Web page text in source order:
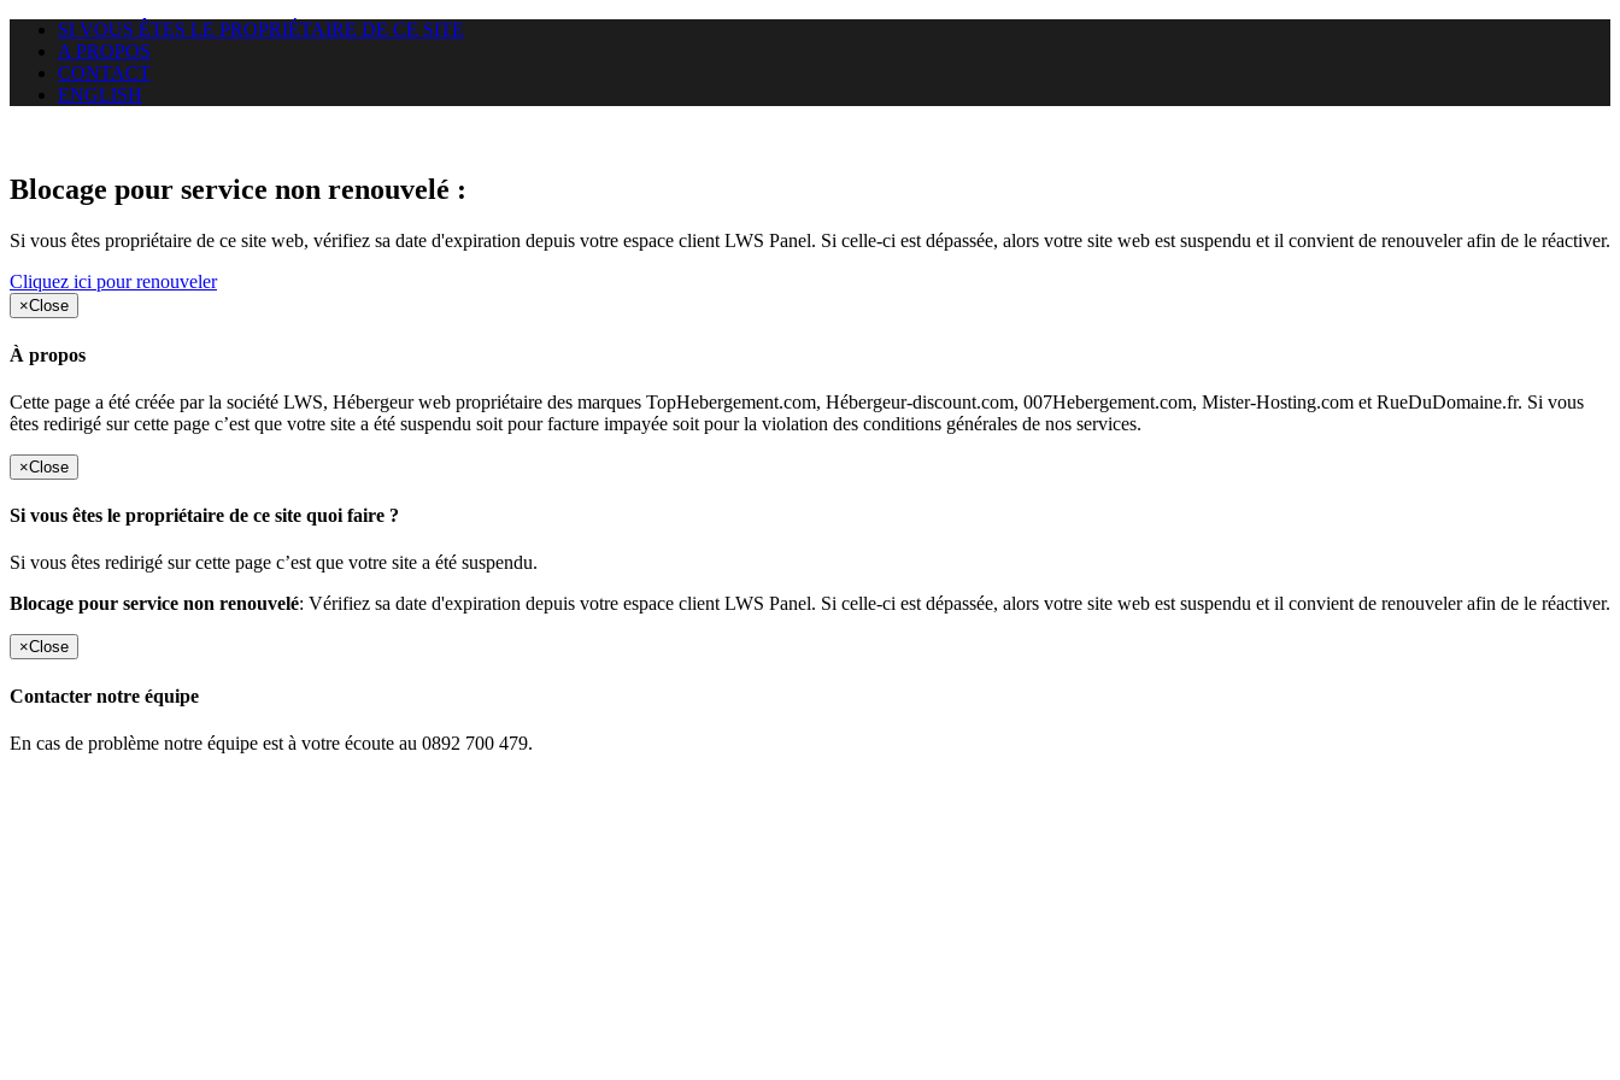
SI VOUS ÊTES LE PROPRIÉTAIRE DE CE SITE
A PROPOS
CONTACT
ENGLISH
Blocage pour service non renouvelé :
Si vous êtes propriétaire de ce site web, vérifiez sa date d'expiration depuis votre espace client LWS Panel. Si celle-ci est dépassée, alors votre site web est suspendu et il convient de renouveler afin de le réactiver.
Cliquez ici pour renouveler
×Close
À propos
Cette page a été créée par la société LWS, Hébergeur web propriétaire des marques TopHebergement.com, Hébergeur-discount.com, 007Hebergement.com, Mister-Hosting.com et RueDuDomaine.fr. Si vous
êtes redirigé sur cette page c’est que votre site a été suspendu soit pour facture impayée soit pour la violation des conditions générales de nos services.
×Close
Si vous êtes le propriétaire de ce site quoi faire ?
Si vous êtes redirigé sur cette page c’est que votre site a été suspendu.
Blocage pour service non renouvelé: Vérifiez sa date d'expiration depuis votre espace client LWS Panel. Si celle-ci est dépassée, alors votre site web est suspendu et il convient de renouveler afin de le réactiver.
×Close
Contacter notre équipe
En cas de problème notre équipe est à votre écoute au 0892 700 479.